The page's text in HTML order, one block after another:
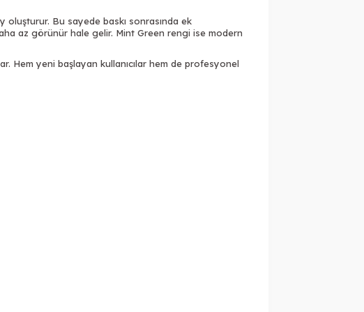
oluşturur. Bu sayede baskı sonrasında ek
az görünür hale gelir. Mint Green rengi ise modern
Hem yeni başlayan kullanıcılar hem de profesyonel